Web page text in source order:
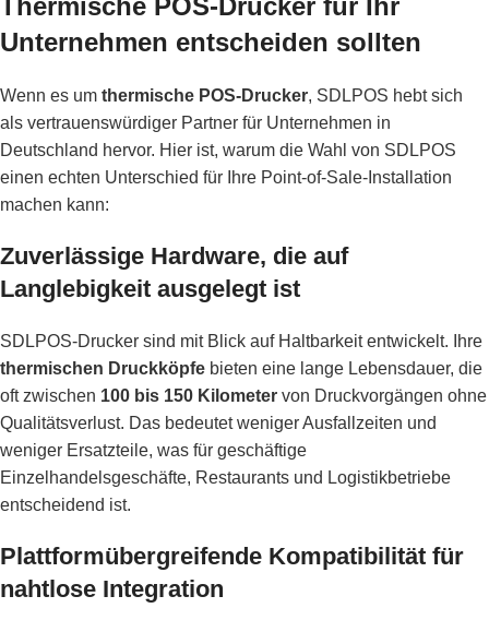
Unternehmen entscheiden sollten
Wenn es um thermische POS-Drucker, SDLPOS hebt sich
als vertrauenswürdiger Partner für Unternehmen in
Deutschland hervor. Hier ist, warum die Wahl von SDLPOS
einen echten Unterschied für Ihre Point-of-Sale-Installation
machen kann:
Zuverlässige Hardware, die auf
Langlebigkeit ausgelegt ist
SDLPOS-Drucker sind mit Blick auf Haltbarkeit entwickelt. Ihre
thermischen Druckköpfe bieten eine lange Lebensdauer, die
oft zwischen 100 bis 150 Kilometer von Druckvorgängen ohne
Qualitätsverlust. Das bedeutet weniger Ausfallzeiten und
weniger Ersatzteile, was für geschäftige
Einzelhandelsgeschäfte, Restaurants und Logistikbetriebe
entscheidend ist.
Plattformübergreifende Kompatibilität für
nahtlose Integration